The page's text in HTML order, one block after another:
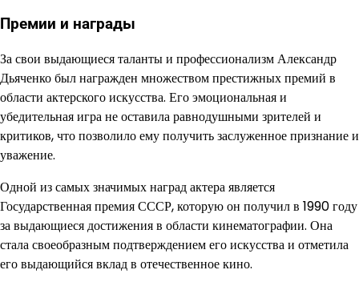
Премии и награды
За свои выдающиеся таланты и профессионализм Александр
Дьяченко был награжден множеством престижных премий в
области актерского искусства. Его эмоциональная и
убедительная игра не оставила равнодушными зрителей и
критиков, что позволило ему получить заслуженное признание и
уважение.
Одной из самых значимых наград актера является
Государственная премия СССР, которую он получил в 1990 году
за выдающиеся достижения в области кинематографии. Она
стала своеобразным подтверждением его искусства и отметила
его выдающийся вклад в отечественное кино.